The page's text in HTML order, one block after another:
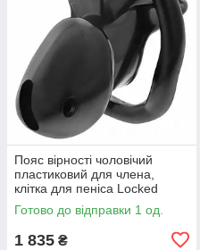
Пояс вірності чоловічий
пластиковий для члена,
клітка для пеніса Locked
Midnight Cell S 10,7 см
Готово до відправки 1 од.
1 835 ₴